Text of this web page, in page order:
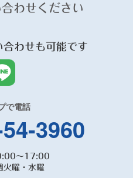
わせください
合わせも可能です
で電話
3960
～17:00
火曜・水曜